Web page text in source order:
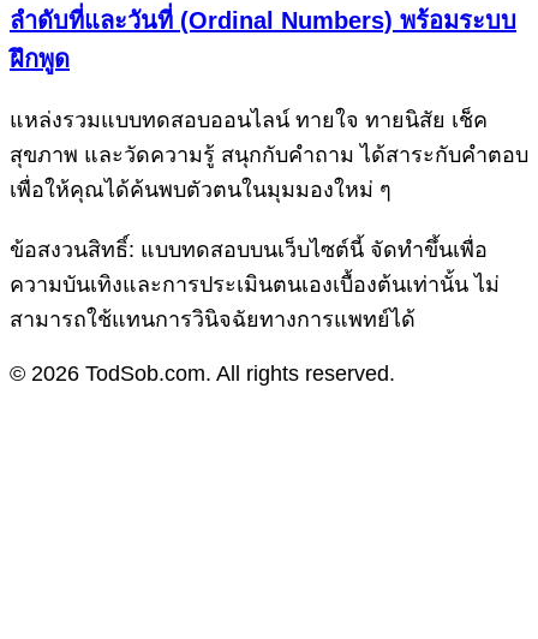
ลำดับที่และวันที่ (Ordinal Numbers) พร้อมระบบ
ฝึกพูด
แหล่งรวมแบบทดสอบออนไลน์ ทายใจ ทายนิสัย เช็ค
สุขภาพ และวัดความรู้ สนุกกับคำถาม ได้สาระกับคำตอบ
เพื่อให้คุณได้ค้นพบตัวตนในมุมมองใหม่ ๆ
ข้อสงวนสิทธิ์: แบบทดสอบบนเว็บไซต์นี้ จัดทำขึ้นเพื่อ
ความบันเทิงและการประเมินตนเองเบื้องต้นเท่านั้น ไม่
สามารถใช้แทนการวินิจฉัยทางการแพทย์ได้
© 2026 TodSob.com. All rights reserved.